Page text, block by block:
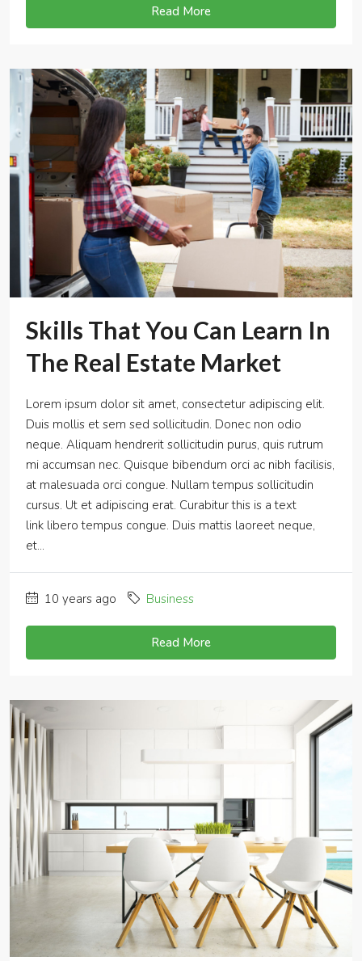
Read More
Skills That You Can Learn In
The Real Estate Market
Lorem ipsum dolor sit amet, consectetur adipiscing elit.
Duis mollis et sem sed sollicitudin. Donec non odio
neque. Aliquam hendrerit sollicitudin purus, quis rutrum
mi accumsan nec. Quisque bibendum orci ac nibh facilisis,
at malesuada orci congue. Nullam tempus sollicitudin
cursus. Ut et adipiscing erat. Curabitur this is a text
link libero tempus congue. Duis mattis laoreet neque,
et...
10 years ago Business
Read More